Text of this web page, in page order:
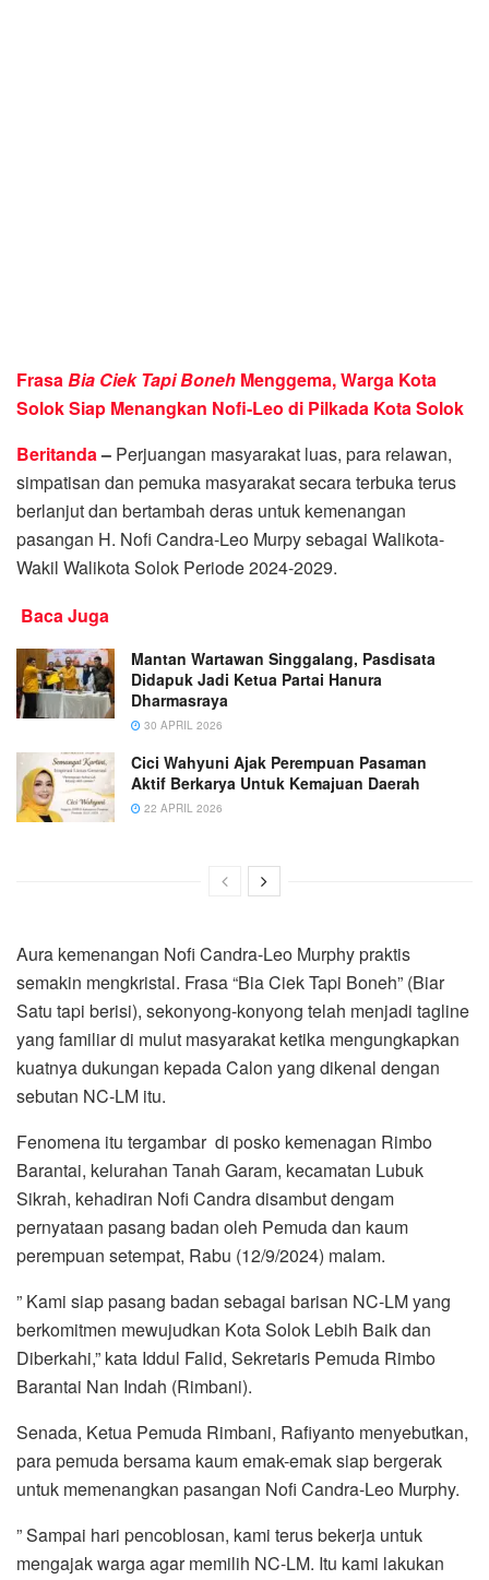
FrasaBia Ciek Tapi Boneh Menggema, Warga Kota
Solok Siap Menangkan Nofi-Leo di Pilkada Kota Solok
Beritanda– Perjuangan masyarakat luas, para relawan,
simpatisan dan pemuka masyarakat secara terbuka terus
berlanjut dan bertambah deras untuk kemenangan
pasangan H. Nofi Candra-Leo Murpy sebagai Walikota-
Wakil Walikota Solok Periode 2024-2029.
Baca Juga
Mantan Wartawan Singgalang, Pasdisata
Didapuk Jadi Ketua Partai Hanura
Dharmasraya
30 APRIL 2026
Cici Wahyuni Ajak Perempuan Pasaman
Aktif Berkarya Untuk Kemajuan Daerah
22 APRIL 2026
Aura kemenangan Nofi Candra-Leo Murphy praktis
semakin mengkristal. Frasa “Bia Ciek Tapi Boneh” (Biar
Satu tapi berisi), sekonyong-konyong telah menjadi tagline
yang familiar di mulut masyarakat ketika mengungkapkan
kuatnya dukungan kepada Calon yang dikenal dengan
sebutan NC-LM itu.
Fenomena itu tergambar di posko kemenagan Rimbo
Barantai, kelurahan Tanah Garam, kecamatan Lubuk
Sikrah, kehadiran Nofi Candra disambut dengam
pernyataan pasang badan oleh Pemuda dan kaum
perempuan setempat, Rabu (12/9/2024) malam.
” Kami siap pasang badan sebagai barisan NC-LM yang
berkomitmen mewujudkan Kota Solok Lebih Baik dan
Diberkahi,” kata Iddul Falid, Sekretaris Pemuda Rimbo
Barantai Nan Indah (Rimbani).
Senada, Ketua Pemuda Rimbani, Rafiyanto menyebutkan,
para pemuda bersama kaum emak-emak siap bergerak
untuk memenangkan pasangan Nofi Candra-Leo Murphy.
” Sampai hari pencoblosan, kami terus bekerja untuk
mengajak warga agar memilih NC-LM. Itu kami lakukan